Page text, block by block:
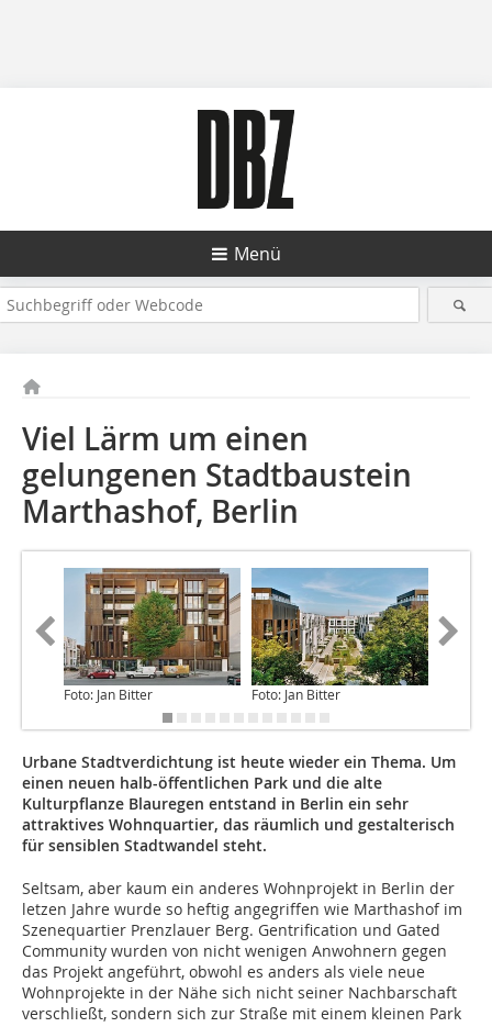
Menü
Viel Lärm um einen
gelungenen Stadtbaustein
Marthashof, Berlin
Foto: Jan Bitter Foto: Jan Bitter
Urbane Stadtverdichtung ist heute wieder ein Thema. Um
einen neuen halb-öffentlichen Park und die alte
Kulturpflanze Blauregen entstand in Berlin ein sehr
attraktives Wohnquartier, das räumlich und gestalterisch
für sensiblen Stadtwandel steht.
Seltsam, aber kaum ein anderes Wohnprojekt in Berlin der
letzen Jahre wurde so heftig angegriffen wie Marthashof im
Szenequartier Prenzlauer Berg. Gentrification und Gated
Community wurden von nicht wenigen Anwohnern gegen
das Projekt angeführt, obwohl es anders als viele neue
Wohnprojekte in der Nähe sich nicht seiner Nachbarschaft
verschließt, sondern sich zur Straße mit einem kleinen Park